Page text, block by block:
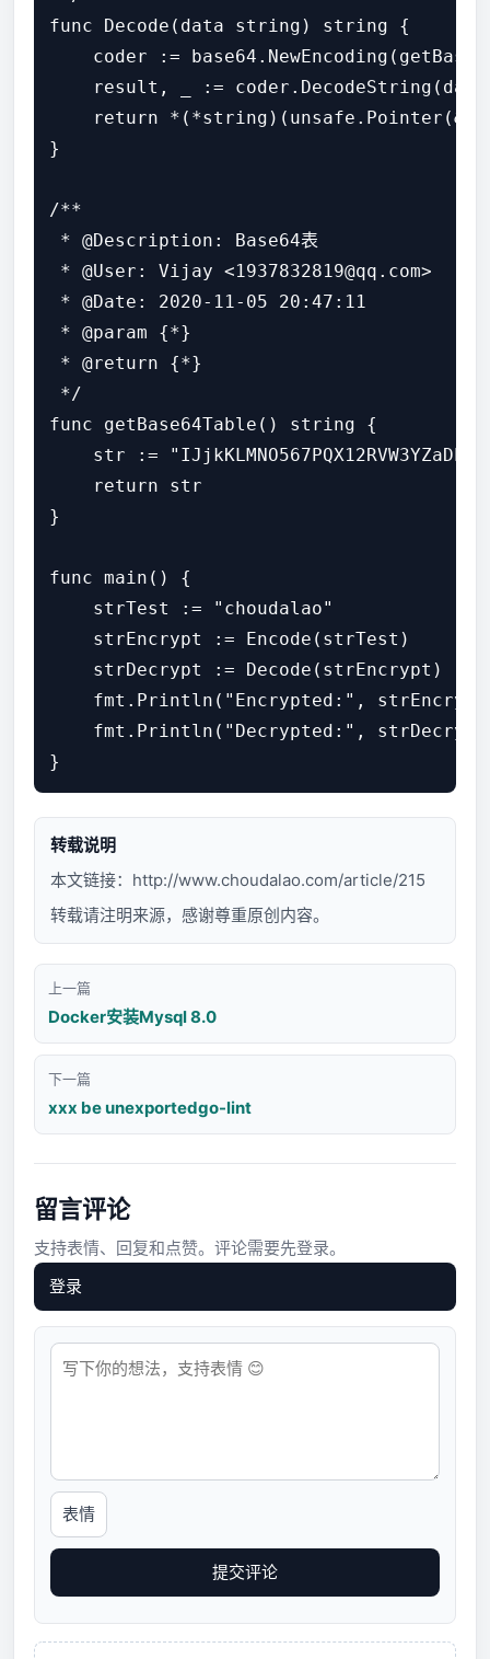
func Decode(data string) string {
coder :=
result, _ :=
return
}
/**
* @Description: Base64表
* @User: Vijay <1937832819@qq.com>
* @Date: 2020-11-05 20:47:11
* @param {*}
* @return {*}
*/
func getBase64Table() string {
str :=
    return str
}
func main() {
    strTest := "choudalao"
    strEncrypt := Encode(strTest)
    strDecrypt := Decode(strEncrypt)
fmt.Println("Encrypted:",
fmt.Println("Decrypted:",
转载说明
本文链接： http://www.choudalao.com/article/215
转载请注明来源，感谢尊重原创内容。
上一篇
Docker安装Mysql 8.0
下一篇
xxx be unexportedgo-lint
留言评论
支持表情、回复和点赞。评论需要先登录。
登录
表情
提交评论